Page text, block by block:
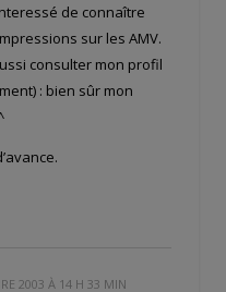
de connaître
sur les AMV.
consulter mon profil
: bien sûr mon
2003 À 14 H 33 MIN